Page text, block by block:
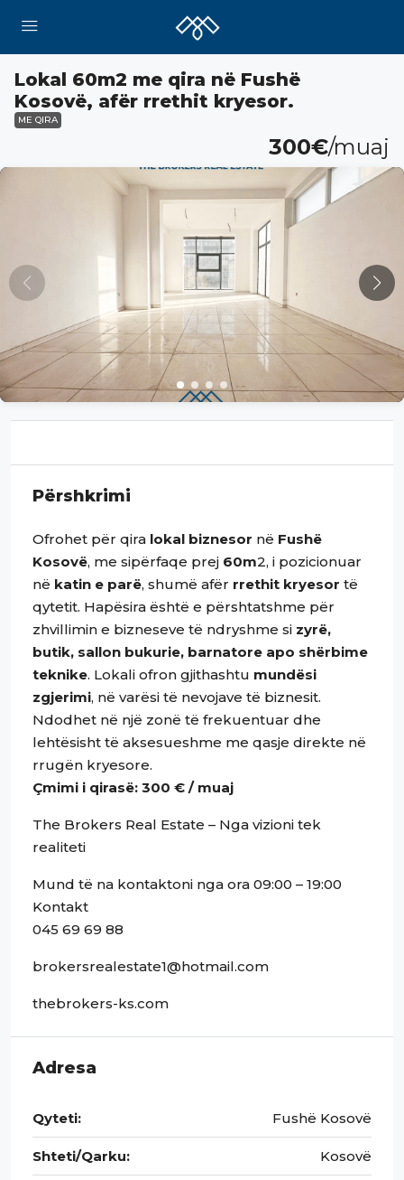
Lokal 60m2 me qira në Fushë
Kosovë, afër rrethit kryesor.
ME QIRA
300€/muaj
Përshkrimi
Ofrohet për qira lokal biznesor në Fushë
Kosovë, me sipërfaqe prej 60m2, i pozicionuar
në katin e parë, shumë afër rrethit kryesor të
qytetit. Hapësira është e përshtatshme për
zhvillimin e bizneseve të ndryshme si zyrë,
butik, sallon bukurie, barnatore apo shërbime
teknike. Lokali ofron gjithashtu mundësi
zgjerimi, në varësi të nevojave të biznesit.
Ndodhet në një zonë të frekuentuar dhe
lehtësisht të aksesueshme me qasje direkte në
rrugën kryesore.
Çmimi i qirasë: 300 € / muaj
The Brokers Real Estate – Nga vizioni tek
realiteti
Mund të na kontaktoni nga ora 09:00 – 19:00
Kontakt
045 69 69 88
brokersrealestate1@hotmail.com
thebrokers-ks.com
Adresa
Qyteti: Fushë Kosovë
Shteti/Qarku: Kosovë